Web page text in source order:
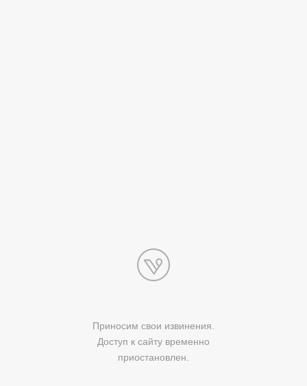
Приносим свои извинения.
Доступ к сайту временно
приостановлен.